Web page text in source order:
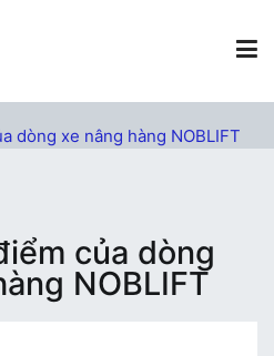
dòng xe nâng hàng NOBLIFT
của dòng
NOBLIFT